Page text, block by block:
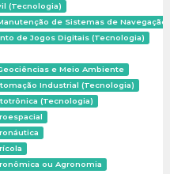
(Tecnologia)
de Sistemas de Navegação
de Jogos Digitais (Tecnologia)
e Meio Ambiente
Industrial (Tecnologia)
(Tecnologia)
ou Agronomia